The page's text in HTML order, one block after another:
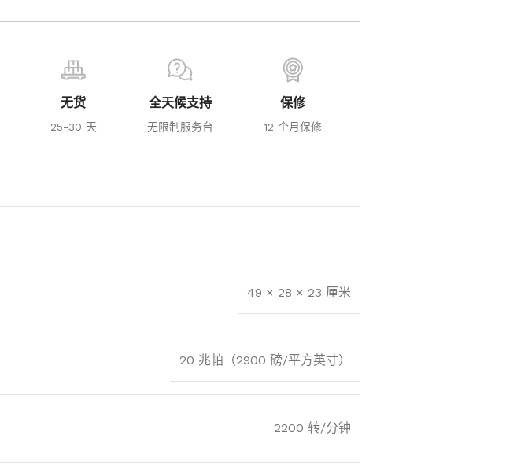
无货
25-30 天
全天候支持
无限制服务台
保修
12 个月保修
49 × 28 × 23 厘米
20 兆帕（2900 磅/平方英寸）
2200 转/分钟